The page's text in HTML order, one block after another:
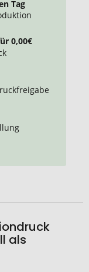
Tag
0,00€
als